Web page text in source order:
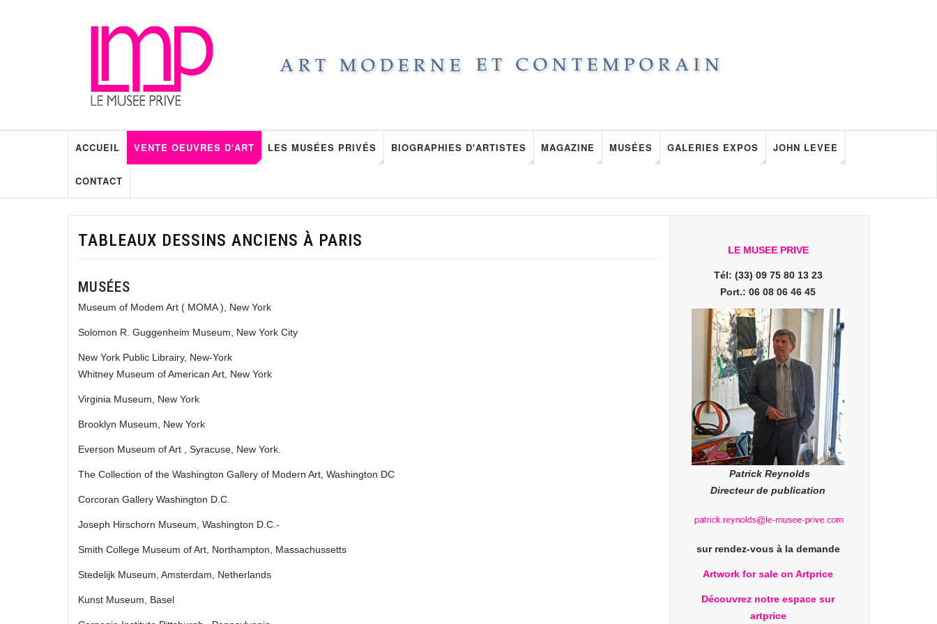
ACCUEIL VENTE OEUVRES D'ART LES MUSÉES PRIVÉS BIOGRAPHIES D'ARTISTES MAGAZINE MUSÉES GALERIES EXPOS JOHN LEVEE
CONTACT
TABLEAUX DESSINS ANCIENS À PARIS
MUSÉES
Museum of Modem Art ( MOMA ), New York
Solomon R. Guggenheim Museum, New York City
New York Public Librairy, New-York
Whitney Museum of American Art, New York
Virginia Museum, New York
Brooklyn Museum, New York
Everson Museum of Art , Syracuse, New York.
The Collection of the Washington Gallery of Modern Art, Washington DC
Corcoran Gallery Washington D.C.
Joseph Hirschorn Museum, Washington D.C.‑
Smith College Museum of Art, Northampton, Massachussetts
Stedelijk Museum, Amsterdam, Netherlands
Kunst Museum, Basel
LE MUSEE PRIVE
Tél: (33) 09 75 80 13 23
Port.: 06 08 06 46 45
Patrick Reynolds
Directeur de publication
sur rendez-vous à la demande
Artwork for sale on Artprice
Découvrez notre espace sur
artprice